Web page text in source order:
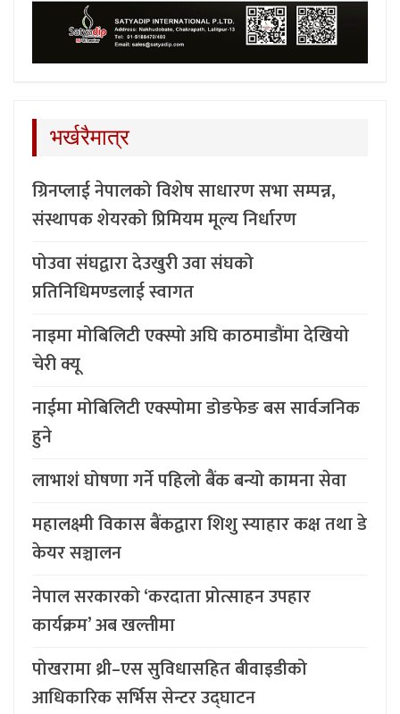
भर्खरैमात्र
ग्रिनप्लाई नेपालको विशेष साधारण सभा सम्पन्न,
संस्थापक शेयरको प्रिमियम मूल्य निर्धारण
पोउवा संघद्वारा देउखुरी उवा संघको
प्रतिनिधिमण्डलाई स्वागत
नाइमा मोबिलिटी एक्स्पो अघि काठमाडौंमा देखियो
चेरी क्यू
नाईमा मोबिलिटी एक्स्पोमा डोङफेङ बस सार्वजनिक
हुने
लाभाशं घोषणा गर्ने पहिलो बैंक बन्यो कामना सेवा
महालक्ष्मी विकास बैंकद्वारा शिशु स्याहार कक्ष तथा डे
केयर सञ्चालन
नेपाल सरकारको ‘करदाता प्रोत्साहन उपहार
कार्यक्रम’ अब खल्तीमा
पोखरामा थ्री–एस सुविधासहित बीवाइडीको
आधिकारिक सर्भिस सेन्टर उद्घाटन